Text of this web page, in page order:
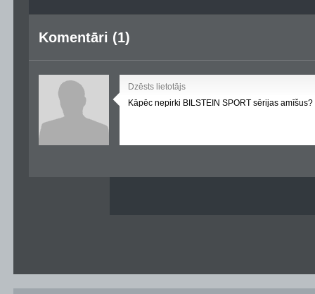
Komentāri (1)
Dzēsts lietotājs
Kāpēc nepirki BILSTEIN SPORT sērijas amīšus?